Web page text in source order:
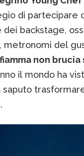
di partecipare
backstage,
metronomi del
non
il mondo ha